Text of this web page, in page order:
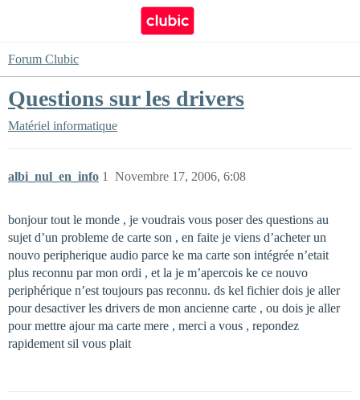
Forum Clubic
Questions sur les drivers
Matériel informatique
albi_nul_en_info Novembre 17, 2006, 6:08
1
bonjour tout le monde , je voudrais vous poser des questions au
sujet d’un probleme de carte son , en faite je viens d’acheter un
nouvo peripherique audio parce ke ma carte son intégrée n’etait
plus reconnu par mon ordi , et la je m’apercois ke ce nouvo
periphérique n’est toujours pas reconnu. ds kel fichier dois je aller
pour desactiver les drivers de mon ancienne carte , ou dois je aller
pour mettre ajour ma carte mere , merci a vous , repondez
rapidement sil vous plait